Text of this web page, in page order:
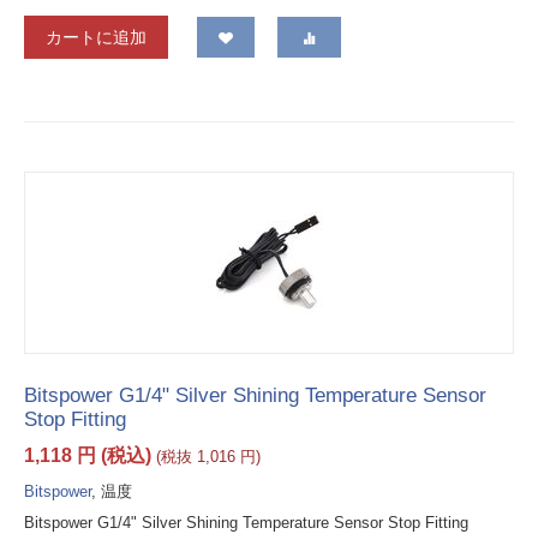
カートに追加
Bitspower G1/4" Silver Shining Temperature Sensor
Stop Fitting
1,118 円 (税込) (税抜 1,016 円)
Bitspower, 温度
Bitspower G1/4" Silver Shining Temperature Sensor Stop Fitting